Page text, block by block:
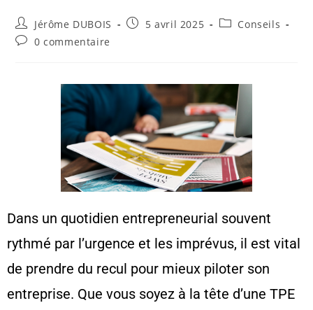
Jérôme DUBOIS 5 avril 2025
Conseils
0 commentaire
Dans un quotidien entrepreneurial souvent
rythmé par l’urgence et les imprévus, il est vital
de prendre du recul pour mieux piloter son
entreprise. Que vous soyez à la tête d’une TPE